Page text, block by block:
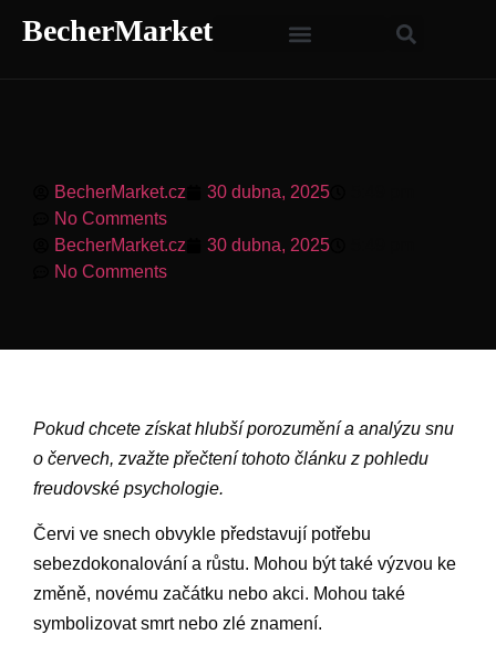
BecherMarket
BecherMarket.cz 30 dubna, 2025
No Comments
BecherMarket.cz
30 dubna, 2025
No Comments
Pokud chcete získat hlubší porozumění a analýzu snu
o červech, zvažte přečtení tohoto článku z pohledu
freudovské psychologie.
Červi ve snech obvykle představují potřebu
sebezdokonalování a růstu. Mohou být také výzvou ke
změně, novému začátku nebo akci. Mohou také
symbolizovat smrt nebo zlé znamení.